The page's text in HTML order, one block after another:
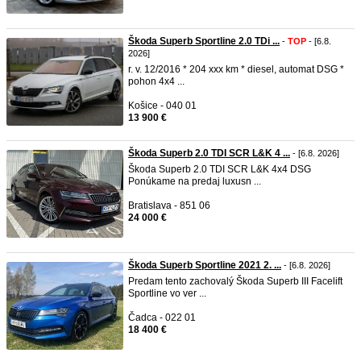
Škoda Superb Sportline 2.0 TDi ... - TOP - [6.8.
2026]
r. v. 12/2016 * 204 xxx km * diesel, automat DSG *
pohon 4x4 ...
Košice - 040 01
13 900 €
Škoda Superb 2.0 TDI SCR L&K 4 ... - [6.8. 2026]
Škoda Superb 2.0 TDI SCR L&K 4x4 DSG
Ponúkame na predaj luxusn ...
Bratislava - 851 06
24 000 €
Škoda Superb Sportline 2021 2. ... - [6.8. 2026]
Predam tento zachovalý Škoda Superb III Facelift
Sportline vo ver ...
Čadca - 022 01
18 400 €